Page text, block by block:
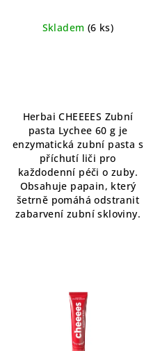
Skladem (6 ks)
Herbai CHEEEES Zubní
pasta Lychee 60 g je
enzymatická zubní pasta s
příchutí liči pro
každodenní péči o zuby.
Obsahuje papain, který
šetrně pomáhá odstranit
zabarvení zubní skloviny.